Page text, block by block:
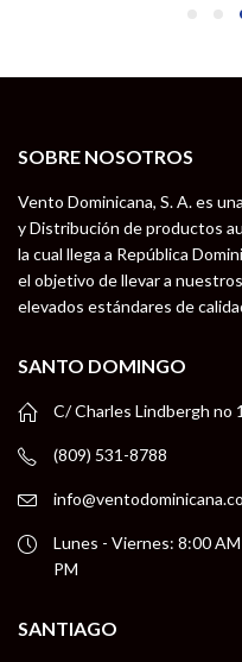
SOBRE NOSOTROS
Vento Dominicana, S. A. es
y Distribución de productos
la cual llega a República
el objetivo de llevar a
elevados estándares de
SANTO DOMINGO
C/ Charles Lindbergh no
(809) 531-8788
Lunes - Viernes: 8:00
PM
SANTIAGO